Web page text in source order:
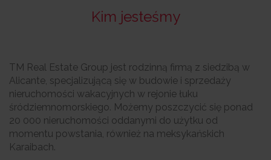
Kim jesteśmy
TM Real Estate Group jest rodzinną firmą z siedzibą w
Alicante, specjalizującą się w budowie i sprzedaży
nieruchomości wakacyjnych w rejonie łuku
śródziemnomorskiego. Możemy poszczycić się ponad
20 000 nieruchomości oddanymi do użytku od
momentu powstania, również na meksykańskich
Karaibach.